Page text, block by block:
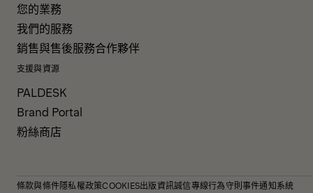
您的業務
我們的服務
銷售與售後服務合作夥伴
支援與資源
PALDESK
Brand Portal
粉絲商店
條款與條件隱私權政策COOKIES出版資訊誠信專線行為守則 事件通知系統